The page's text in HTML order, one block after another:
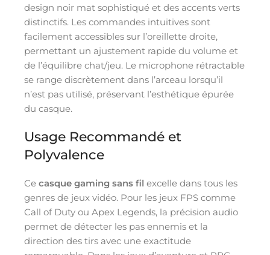
design noir mat sophistiqué et des accents verts
distinctifs. Les commandes intuitives sont
facilement accessibles sur l’oreillette droite,
permettant un ajustement rapide du volume et
de l’équilibre chat/jeu. Le microphone rétractable
se range discrètement dans l’arceau lorsqu’il
n’est pas utilisé, préservant l’esthétique épurée
du casque.
Usage Recommandé et
Polyvalence
Ce casque gaming sans fil excelle dans tous les
genres de jeux vidéo. Pour les jeux FPS comme
Call of Duty ou Apex Legends, la précision audio
permet de détecter les pas ennemis et la
direction des tirs avec une exactitude